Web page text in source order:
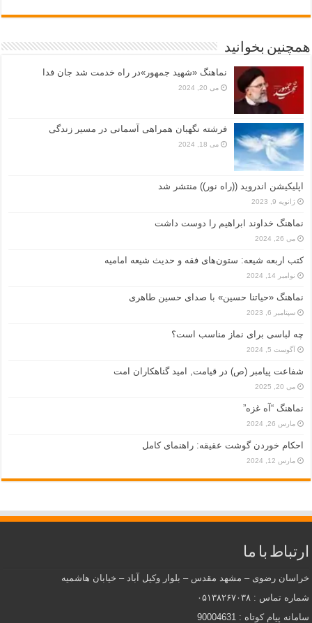
همچنین بخوانید
نماهنگ «شهید جمهور»در راه خدمت شد جان فدا
می 20, 2024
فرشته نگهبان همراهی آسمانی در مسیر زندگی
می 18, 2024
اپلیکیشن اندروید ((راه نور)) منتشر شد
ژانویه 9, 2023
نماهنگ خداوند ابراهیم را دوست داشت
می 26, 2024
کتب اربعه شیعه: ستون‌های فقه و حدیث شیعه امامیه
نوامبر 14, 2024
نماهنگ «حياتنا حسين» با صدای حسین طاهری
سپتامبر 6, 2023
چه لباسی برای نماز مناسب است؟
آگوست 5, 2024
شفاعت پیامبر (ص) در قیامت, امید گناهکاران امت
می 20, 2025
نماهنگ “آه غزه”
مارس 26, 2024
احکام خوردن گوشت عقیقه: راهنمای کامل
مارس 12, 2024
ارتباط با ما
خراسان رضوی – مشهد مقدس – بلوار وکیل آباد – خیابان هاشمیه
شماره تماس : ۰۵۱۳۸۲۶۷۰۳۸
سامانه پیام کوتاه : 90004631